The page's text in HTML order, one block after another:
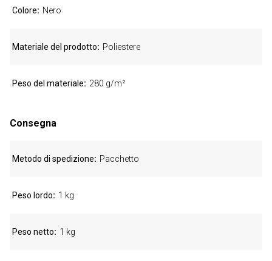
Colore Nero
Materiale del prodotto Poliestere
Peso del materiale 280 g/m²
Consegna
Metodo di spedizione Pacchetto
Peso lordo 1 kg
Peso netto 1 kg